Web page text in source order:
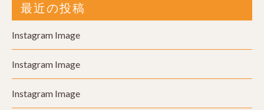
最近の投稿
Instagram Image
Instagram Image
Instagram Image